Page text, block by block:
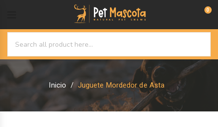
0
Inicio Juguete Mordedor de Asta